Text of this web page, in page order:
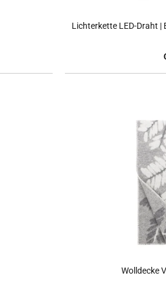
Lichterkette LED-Draht
Wolldecke